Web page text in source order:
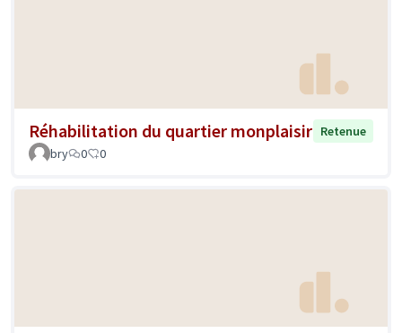
Réhabilitation du quartier monplaisir Retenue
bry
0 0